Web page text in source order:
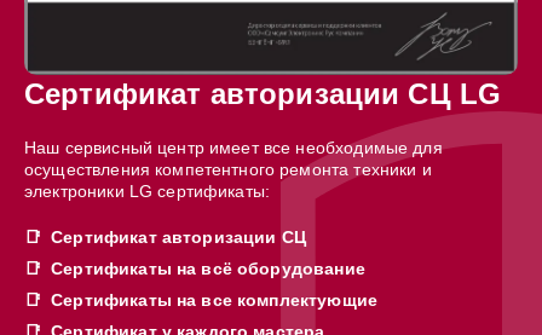
Сертификат авторизации СЦ LG
Наш сервисный центр имеет все необходимые для
осуществления компетентного ремонта техники и
электроники LG сертификаты:
Сертификат авторизации СЦ
Сертификаты на всё оборудование
Сертификаты на все комплектующие
Сертификат у каждого мастера